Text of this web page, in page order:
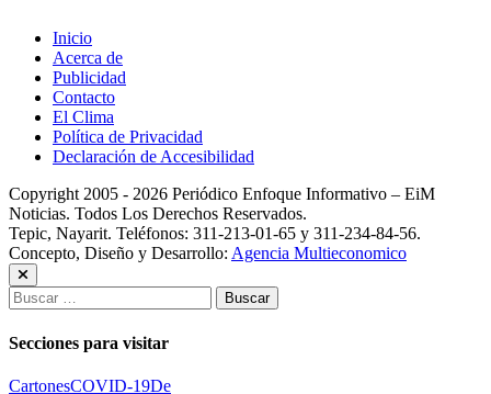
Inicio
Acerca de
Publicidad
Contacto
El Clima
Política de Privacidad
Declaración de Accesibilidad
Copyright 2005 - 2026 Periódico Enfoque Informativo – EiM
Noticias. Todos Los Derechos Reservados.
Tepic, Nayarit. Teléfonos: 311-213-01-65 y 311-234-84-56.
Concepto, Diseño y Desarrollo: Agencia Multieconomico
Buscar:
Secciones para visitar
CartonesCOVID-19De